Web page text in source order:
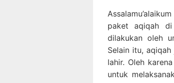
paket aqiqah
dilakukan oleh
Selain itu,
lahir. Oleh
untuk